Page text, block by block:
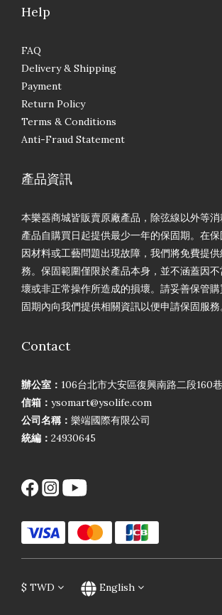
Help
FAQ
Delivery & Shipping
Payment
Return Policy
Terms & Conditions
Anti-Fraud Statement
產品資訊
本樂器商城皆販賣原廠產品，除弦線以外等
產品自購買日起提供最少一年的保固期。在
因材料或工藝問題出現故障，我們將免費提
務。保固範圍僅限於產品本身，並不涵蓋因
壞或非正常操作所造成的損壞。請妥善保管
固期內向我們提供相關資訊以便申請保固服務
Contact
辦公室： 106台北市大安區復興南路二段160
信箱： ysomart@ysolife.com
公司名稱： 樂端國際有限公司
統編： 24930645
$ TWD English